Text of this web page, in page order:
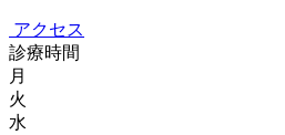
アクセス
診療時間
月
火
水